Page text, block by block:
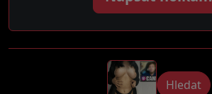
Hledat